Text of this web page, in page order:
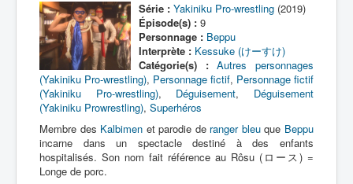
T
U
V
W
X
Y
Z
Série : Yakiniku Pro-wrestling(2019)
Épisode(s) :9
Personnage : Beppu
Interprète : Kessuke (けーすけ)
Catégorie(s) : Autres personnages
(Yakiniku Pro-wrestling), Personnage fictif, Personnage fictif
(Yakiniku Pro-wrestling), Déguisement, Déguisement
(Yakiniku Prowrestling), Superhéros
Membre des Kalbimen et parodie de ranger bleuque Beppu
incarne dans un spectacle destiné à des enfants
hospitalisés. Son nom fait référence au Rôsu (ロース) =
Longe de porc.